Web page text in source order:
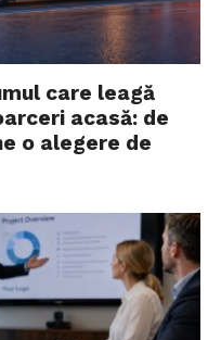
care leagă
acasă: de
o alegere de